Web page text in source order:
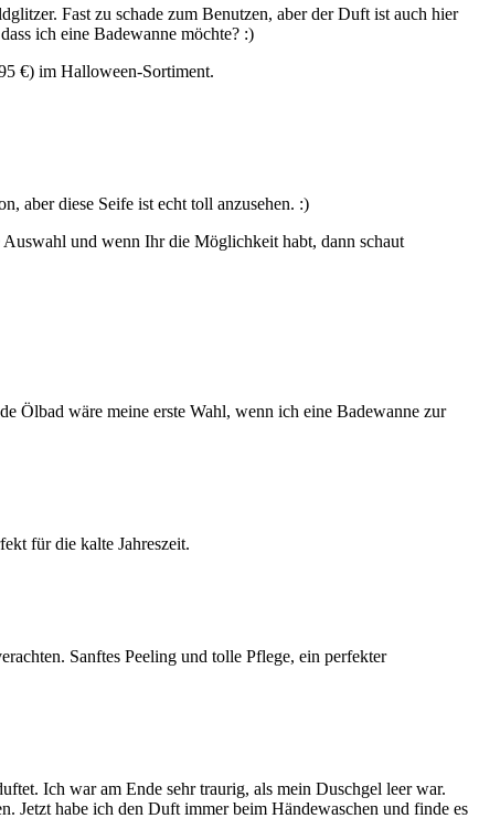
Fast zu schade zum Benutzen, aber der Duft ist auch hier
ich eine Badewanne möchte? :)
€) im Halloween-Sortiment.
aber diese Seife ist echt toll anzusehen. :)
und wenn Ihr die Möglichkeit habt, dann schaut
Ölbad wäre meine erste Wahl, wenn ich eine Badewanne zur
für die kalte Jahreszeit.
Sanftes Peeling und tolle Pflege, ein perfekter
Ich war am Ende sehr traurig, als mein Duschgel leer war.
Jetzt habe ich den Duft immer beim Händewaschen und finde es